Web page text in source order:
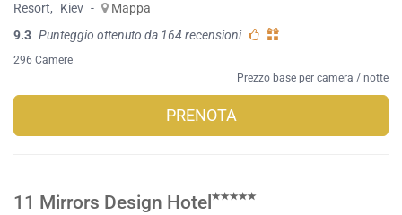
Resort, Kiev -
Mappa
9.3 Punteggio ottenuto da 164 recensioni
296 Camere
Prezzo base per camera / notte
PRENOTA
11 Mirrors Design Hotel